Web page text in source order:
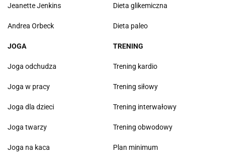
Jeanette Jenkins
Andrea Orbeck
Dieta glikemiczna
Dieta paleo
JOGA
Joga odchudza
Joga w pracy
Joga dla dzieci
Joga twarzy
Joga na kaca
TRENING
Trening kardio
Trening siłowy
Trening interwałowy
Trening obwodowy
Plan minimum